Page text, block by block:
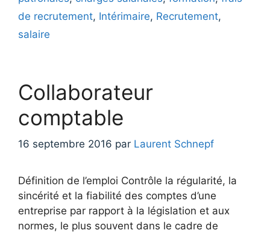
de recrutement, Intérimaire, Recrutement,
salaire
Collaborateur
comptable
16 septembre 2016 par Laurent Schnepf
Définition de l’emploi Contrôle la régularité, la
sincérité et la fiabilité des comptes d’une
entreprise par rapport à la législation et aux
normes, le plus souvent dans le cadre de